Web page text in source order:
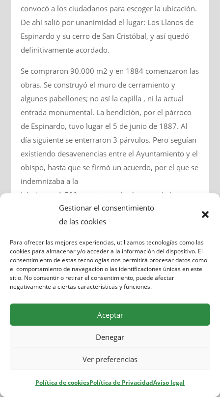
Gestionar el consentimiento
de las cookies
Para ofrecer las mejores experiencias, utilizamos tecnologías como las
cookies para almacenar y/o acceder a la información del dispositivo. El
consentimiento de estas tecnologías nos permitirá procesar datos como
el comportamiento de navegación o las identificaciones únicas en este
sitio. No consentir o retirar el consentimiento, puede afectar
negativamente a ciertas características y funciones.
Aceptar
Denegar
Ver preferencias
Política de cookiesPolítica de PrivacidadAviso legal
convocó a los ciudadanos para escoger la ubicación.
De ahí salió por unanimidad el lugar: Los Llanos de
Espinardo y su cerro de San Cristóbal, y así quedó
definitivamente acordado.
Se compraron 90.000 m2 y en 1884 comenzaron las
obras. Se construyó el muro de cerramiento y
algunos pabellones; no así la capilla , ni la actual
entrada monumental. La bendición, por el párroco
de Espinardo, tuvo lugar el 5 de junio de 1887. Al
día siguiente se enterraron 3 párvulos. Pero seguían
existiendo desavenencias entre el Ayuntamiento y el
obispo, hasta que se firmó un acuerdo, por el que se
indemnizaba a la
Iglesia con 1.500 pesetas por la clausura de los
cementerios y se cedía gratuitamente al Cabildo
Catedralicio un terreno para enterramientos de
quien hizo la segunda inauguración, siendo la oficial
el 28 de octubre de 1887 con la apertura de la
capilla y el primer enterramiento oficial, cuando de
hecho ya habían superado los 800 enterrados.
El murciano Pedro Cerdán Martínez como nuevo
arquitecto municipal, fue el encargado de la
construcción del resto de los pabellones y del
comienzo las obras del elemento más
representativo y monumental del recinto: la